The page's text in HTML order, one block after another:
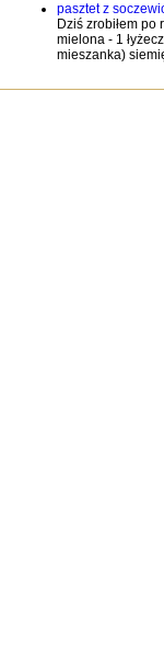
pasztet z
Dziś zrobiłem
mielona - 1
mieszanka)